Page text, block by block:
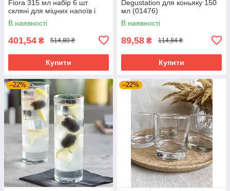
Fiora 315 мл набір 6 шт
скляні для міцних напоїв і
коктейлів 5242501-6
В наявності
401,54 ₴ 514,80 ₴
Купити
Degustation для коньяку 150
мл (01476)
В наявності
89,58 ₴ 114,84 ₴
Купити
–22% –22%